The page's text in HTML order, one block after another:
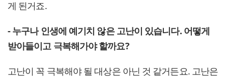
게 된거죠.
- 누구나 인생에 예기치 않은 고난이 있습니다. 어떻게
받아들이고 극복해가야 할까요?
고난이 꼭 극복해야 될 대상은 아닌 것 같거든요. 고난은